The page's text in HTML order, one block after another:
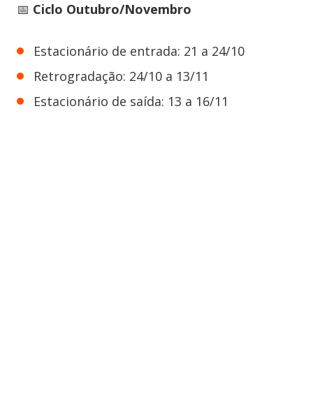
📅 Ciclo Outubro/Novembro
Estacionário de entrada: 21 a 24/10
Retrogradação: 24/10 a 13/11
Estacionário de saída: 13 a 16/11